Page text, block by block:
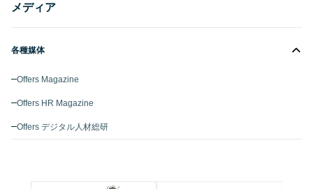
メディア
各種媒体
Offers Magazine
Offers HR Magazine
Offers デジタル人材総研